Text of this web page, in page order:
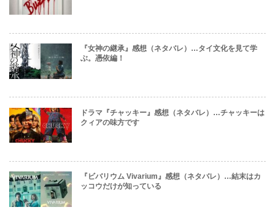
『女神の継承』感想（ネタバレ）…タイ文化を見て学
ぶ。憑依編！
ドラマ『チャッキー』感想（ネタバレ）…チャッキーは
クィアの味方です
『ビバリウム Vivarium』感想（ネタバレ）…結末はカ
ッコウだけが知っている